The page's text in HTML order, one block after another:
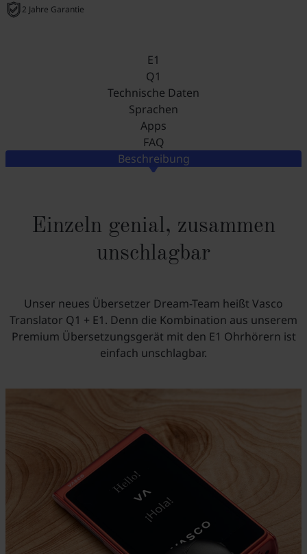
2 Jahre Garantie
Beschreibung
E1
Q1
Technische Daten
Sprachen
Apps
FAQ
Einzeln genial, zusammen
unschlagbar
Unser neues Übersetzer Dream-Team heißt Vasco
Translator Q1 + E1. Denn die Kombination aus unserem
Premium Übersetzungsgerät mit den E1 Ohrhörern ist
einfach unschlagbar.